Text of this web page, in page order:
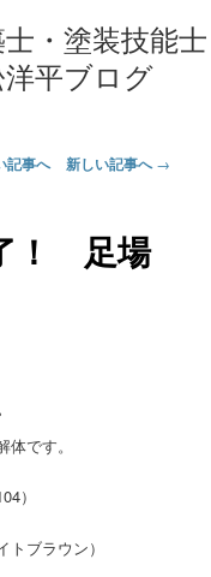
・塗装技能士
平ブログ
記事へ 新しい記事へ→
！ 足場
です。
）
ブラウン）